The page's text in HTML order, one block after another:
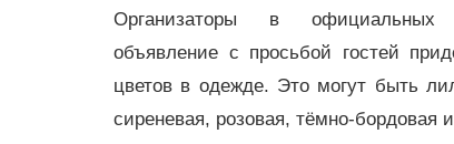
Организаторы в официальных
объявление с просьбой гостей
цветов в одежде. Это могут быть
сиреневая, розовая, тёмно-бордовая